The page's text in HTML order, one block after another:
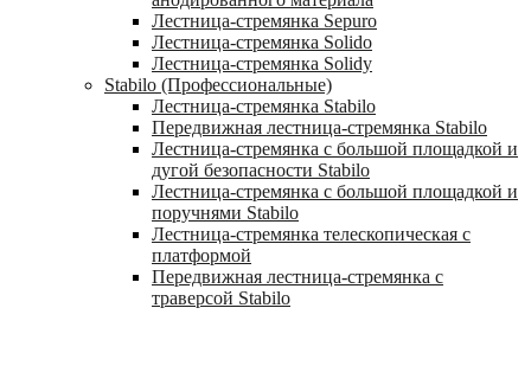
Лестница-стремянка Sepuro
Лестница-стремянка Solido
Лестница-стремянка Solidy
Stabilo (Профессиональные)
Лестница-стремянка Stabilo
Передвижная лестница-стремянка Stabilo
Лестница-стремянка с большой площадкой и
дугой безопасности Stabilo
Лестница-стремянка с большой площадкой и
поручнями Stabilo
Лестница-стремянка телескопическая с
платформой
Передвижная лестница-стремянка с
траверсой Stabilo